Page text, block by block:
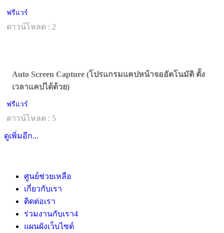
ฟรีแวร์
ดาวน์โหลด : 2
Auto Screen Capture (โปรแกรมแคปหน้าจออัตโนมัติ ตั้ง
เวลาแคปได้ด้วย)
ฟรีแวร์
ดาวน์โหลด : 5
ดูเพิ่มอีก...
ศูนย์ช่วยเหลือ
เกี่ยวกับเรา
ติดต่อเรา
ร่วมงานกับเรา4
แผนผังเว็บไซต์